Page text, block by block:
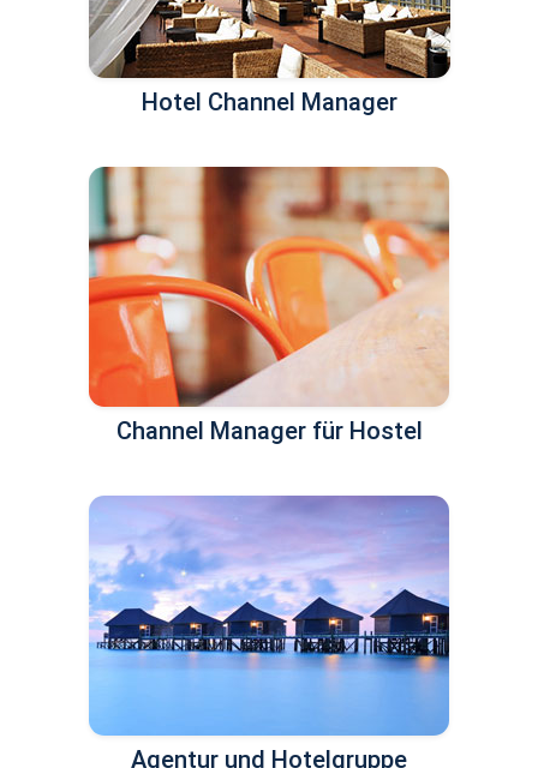
Hotel Channel Manager
Channel Manager für Hostel
Agentur und Hotelgruppe